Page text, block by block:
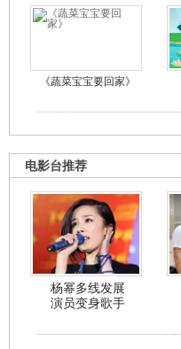
《蔬菜宝宝要回家》
电影台推荐
杨幂多线发展
演员变身歌手